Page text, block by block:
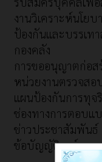
งานวิเคราะห์นโย
ป้องกันและบรรเท
กองคลัง
การขออนุญาตก่อส
หน่วยงานตรวจสอ
แผนป้องกันการทุจ
ช่องทางการตอบแ
ข่าวประชาสัมพันธ์
ข้อบัญญัติองค์การ